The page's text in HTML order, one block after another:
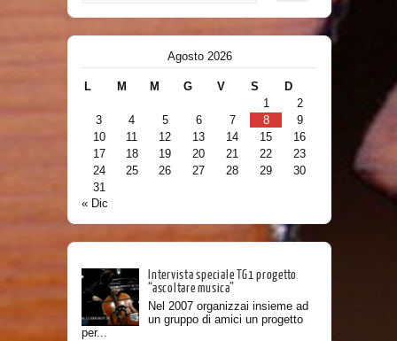
Agosto 2026
L M M G V S
D
1
2
3
4 5 6 7 8
9
10
11 12 13 14 15
16
17
18 19 20 21 22
23
24
25 26 27 28 29
30
31
« Dic
Intervista speciale TG1 progetto
“ascoltare musica”
Nel 2007 organizzai insieme ad
un gruppo di amici un progetto
per...